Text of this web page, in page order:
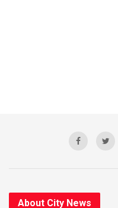
About City News